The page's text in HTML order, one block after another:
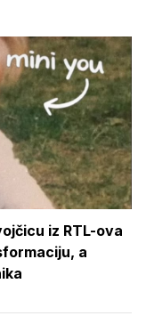
iz RTL-ova
a